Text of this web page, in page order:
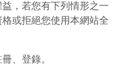
，若您有下列情形之一
或拒絕您使用本網站全
、登錄。